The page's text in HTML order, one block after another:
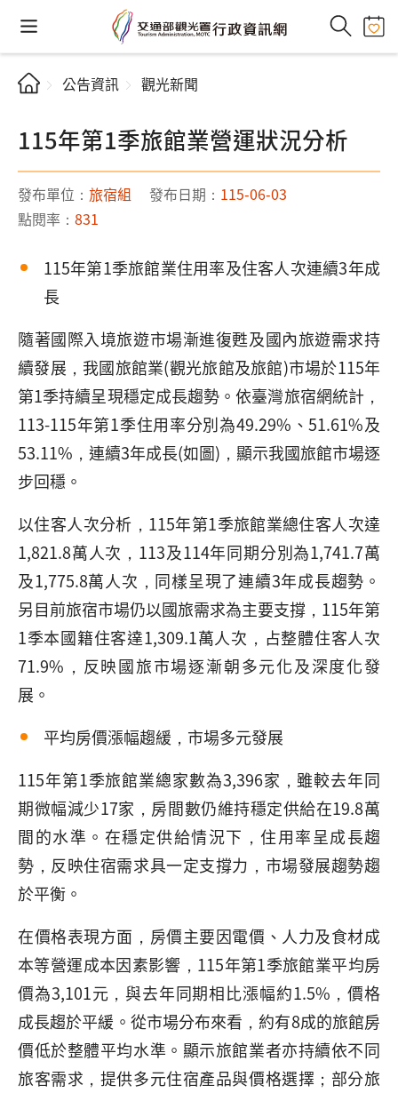
公告資訊 觀光新聞
115年第1季旅館業營運狀況分析
發布單位： 旅宿組 發布日期： 115-06-03
點閱率： 831
115年第1季旅館業住用率及住客人次連續3年成
長
隨著國際入境旅遊市場漸進復甦及國內旅遊需求持
續發展，我國旅館業(觀光旅館及旅館)市場於115年
第1季持續呈現穩定成長趨勢。依臺灣旅宿網統計，
113-115年第1季住用率分別為49.29%、51.61%及
53.11%，連續3年成長(如圖)，顯示我國旅館市場逐
步回穩。
以住客人次分析，115年第1季旅館業總住客人次達
1,821.8萬人次，113及114年同期分別為1,741.7萬
及1,775.8萬人次，同樣呈現了連續3年成長趨勢。
另目前旅宿市場仍以國旅需求為主要支撐，115年第
1季本國籍住客達1,309.1萬人次，占整體住客人次
71.9%，反映國旅市場逐漸朝多元化及深度化發
展。
平均房價漲幅趨緩，市場多元發展
115年第1季旅館業總家數為3,396家，雖較去年同
期微幅減少17家，房間數仍維持穩定供給在19.8萬
間的水準。在穩定供給情況下，住用率呈成長趨
勢，反映住宿需求具一定支撐力，市場發展趨勢趨
於平衡。
在價格表現方面，房價主要因電價、人力及食材成
本等營運成本因素影響，115年第1季旅館業平均房
價為3,101元，與去年同期相比漲幅約1.5%，價格
成長趨於平緩。從市場分布來看，約有8成的旅館房
價低於整體平均水準。顯示旅館業者亦持續依不同
旅客需求，提供多元住宿產品與價格選擇；部分旅